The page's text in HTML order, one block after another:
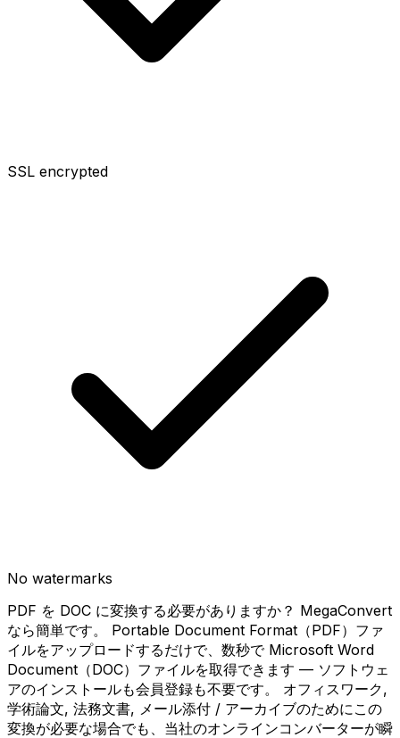
SSL encrypted
No watermarks
PDF を DOC に変換する必要がありますか？ MegaConvert
なら簡単です。 Portable Document Format（PDF）ファ
イルをアップロードするだけで、数秒で Microsoft Word
Document（DOC）ファイルを取得できます — ソフトウェ
アのインストールも会員登録も不要です。 オフィスワーク,
学術論文, 法務文書, メール添付 / アーカイブのためにこの
変換が必要な場合でも、当社のオンラインコンバーターが瞬